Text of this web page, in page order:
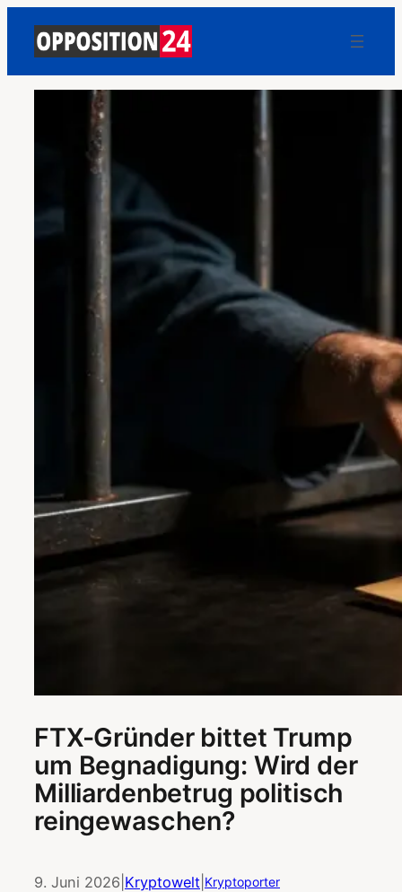
FTX-Gründer bittet Trump
um Begnadigung: Wird der
Milliardenbetrug politisch
reingewaschen?
9. Juni 2026 Kryptowelt Kryptoporter